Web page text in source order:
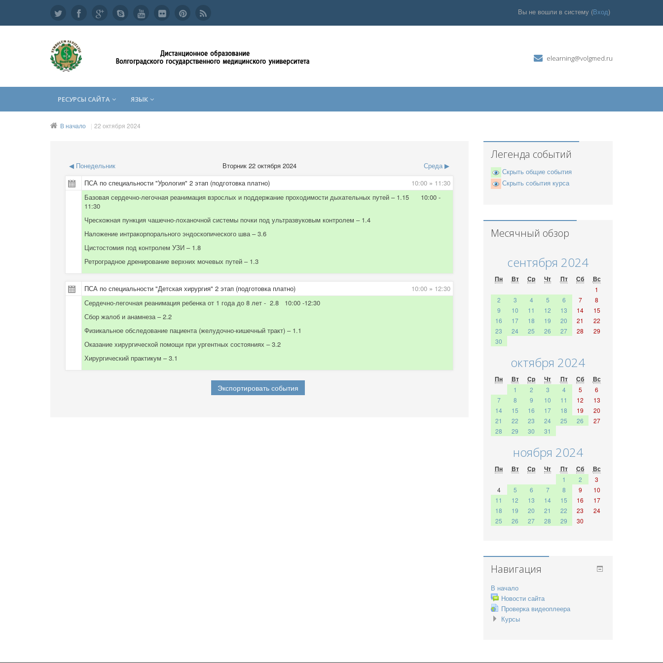
Вы не вошли в систему (Вход)
elearning@volgmed.ru
РЕСУРСЫ САЙТА ЯЗЫК
В начало 22 октября 2024
◀ Понедельник Вторник 22 октября 2024 Среда ▶
ПСА по специальности "Урология" 2 этап (подготовка платно)
10:00 » 11:30
Базовая сердечно-легочная реанимация взрослых и поддержание проходимости дыхательных путей – 1.15 10:00 -
11:30
Чрескожная пункция чашечно-лоханочной системы почки под ультразвуковым контролем – 1.4
Наложение интракорпорального эндоскопического шва – 3.6
Цистостомия под контролем УЗИ – 1.8
Ретроградное дренирование верхних мочевых путей – 1.3
ПСА по специальности "Детская хирургия" 2 этап (подготовка платно) 10:00 » 12:30
Сердечно-легочная реанимация ребенка от 1 года до 8 лет - 2.8 10:00 -12:30
Сбор жалоб и анамнеза – 2.2
Физикальное обследование пациента (желудочно-кишечный тракт) – 1.1
Оказание хирургической помощи при ургентных состояниях – 3.2
Хирургический практикум – 3.1
Легенда событий
Скрыть общие события
Скрыть события курса
Месячный обзор
сентября 2024
Пн Вт Ср Чт Пт Сб Вс
1
2
3 4 5 6 7
8
9
10 11 12 13 14
15
16
17 18 19 20 21
22
23
24 25 26 27 28
29
30
октября 2024
Пн Вт Ср Чт Пт Сб Вс
1 2 3 4 5
6
7
8 9 10 11 12
13
14
15 16 17 18 19
20
21
22 23 24 25 26
27
28
29 30 31
ноября 2024
Пн Вт Ср Чт Пт Сб Вс
1 2
3
4
5 6 7 8 9
10
11
12 13 14 15 16
17
18
19 20 21 22 23
24
25
26 27 28 29 30
Навигация
В начало
Новости сайта
Проверка видеоплеера
Курсы